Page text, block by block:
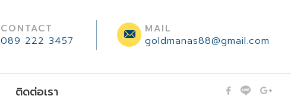
CONTACT
089 222 3457
MAIL
goldmanas88@gmail.com
ติดต่อเรา